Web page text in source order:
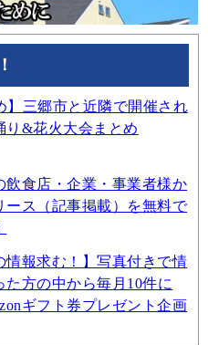
】三郷市と近隣で開催され
り&花火大会まとめ
飲食店・企業・事業者様か
ース（記事掲載）を無料で
情報求む！】写真付きで情
た方の中から毎月10件に
ギフト券プレゼント企画